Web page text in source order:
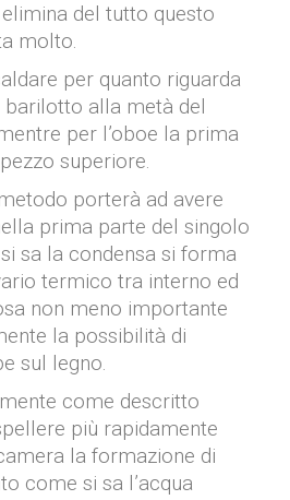
del tutto questo
molto.
per quanto riguarda
alla metà del
per l’oboe la prima
superiore.
porterà ad avere
prima parte del singolo
sa la condensa si forma
termico tra interno ed
non meno importante
la possibilità di
sul legno.
come descritto
più rapidamente
la formazione di
come si sa l’acqua